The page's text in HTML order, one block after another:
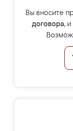
Вы вносите
договора, и